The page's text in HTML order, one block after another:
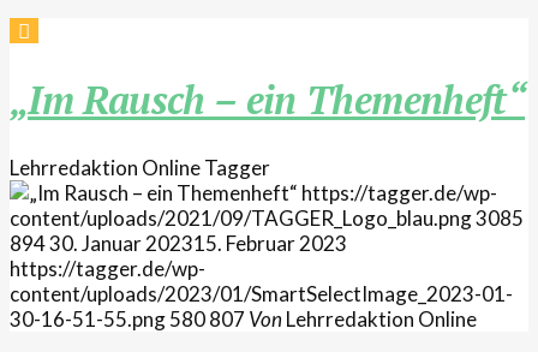
„Im Rausch – ein Themenheft“
Lehrredaktion OnlineTagger
https://tagger.de/wp-
content/uploads/2021/09/TAGGER_Logo_blau.png3085
89430. Januar 202315. Februar 2023
https://tagger.de/wp-
content/uploads/2023/01/SmartSelectImage_2023-01-
30-16-51-55.png580807 VonLehrredaktion Online